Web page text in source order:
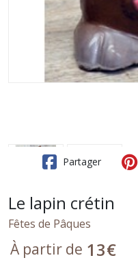
Partager
Le lapin crétin
Fêtes de Pâques
À partir de 13€